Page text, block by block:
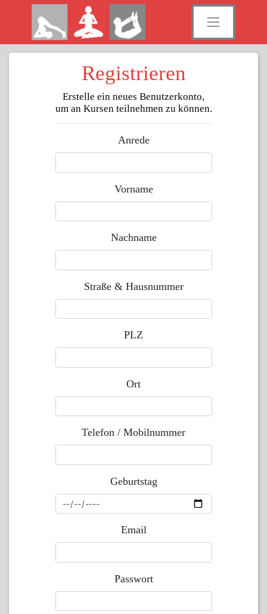
Registrieren
Erstelle ein neues Benutzerkonto,
um an Kursen teilnehmen zu können.
Anrede
Vorname
Nachname
Straße & Hausnummer
PLZ
Ort
Telefon / Mobilnummer
Geburtstag
Email
Passwort